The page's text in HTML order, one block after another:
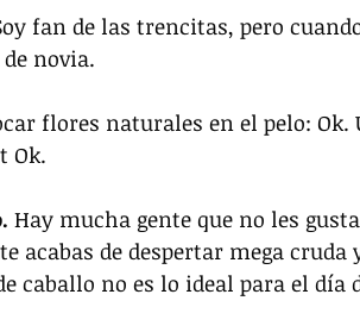
fan de las trencitas, pero
novia.
flores naturales en el pelo: Ok.
Ok.
Hay mucha gente que no les
acabas de despertar mega
caballo no es lo ideal para el día